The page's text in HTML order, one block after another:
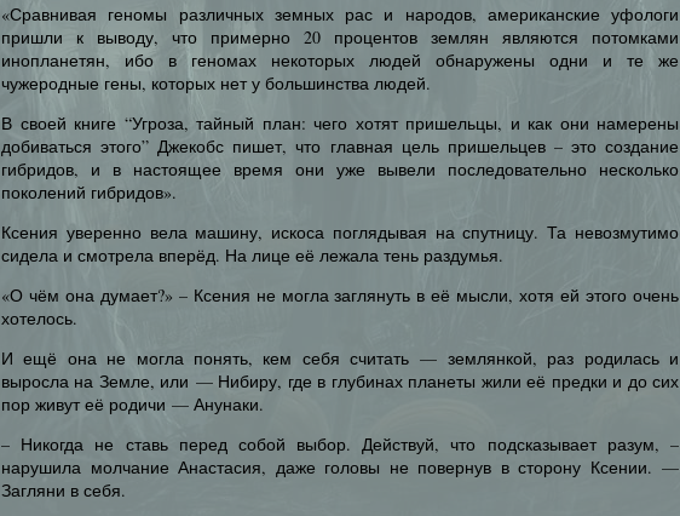
«Сравнивая геномы различных земных рас и народов, американские уфологи
пришли к выводу, что примерно 20 процентов землян являются потомками
инопланетян, ибо в геномах некоторых людей обнаружены одни и те же
чужеродные гены, которых нет у большинства людей.
В своей книге “Угроза, тайный план: чего хотят пришельцы, и как они намерены
добиваться этого” Джекобс пишет, что главная цель пришельцев – это создание
гибридов, и в настоящее время они уже вывели последовательно несколько
поколений гибридов».
Ксения уверенно вела машину, искоса поглядывая на спутницу. Та невозмутимо
сидела и смотрела вперёд. На лице её лежала тень раздумья.
«О чём она думает?» – Ксения не могла заглянуть в её мысли, хотя ей этого очень
хотелось.
И ещё она не могла понять, кем себя считать — землянкой, раз родилась и
выросла на Земле, или — Нибиру, где в глубинах планеты жили её предки и до сих
пор живут её родичи — Анунаки.
– Никогда не ставь перед собой выбор. Действуй, что подсказывает разум, –
нарушила молчание Анастасия, даже головы не повернув в сторону Ксении. —
Загляни в себя.